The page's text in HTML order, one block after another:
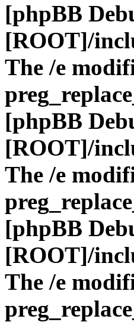
[phpBB
[ROOT]/
The /e
[phpBB
[ROOT]/
The /e
[phpBB
[ROOT]/
The /e